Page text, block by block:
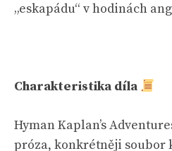
„eskapádu“ v hodinách
Charakteristika díla
Hyman Kaplan’s
próza, konkrétněji soubor